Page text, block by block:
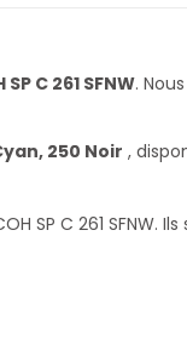
C 261 SFNW.
250 Noir ,
SP C 261